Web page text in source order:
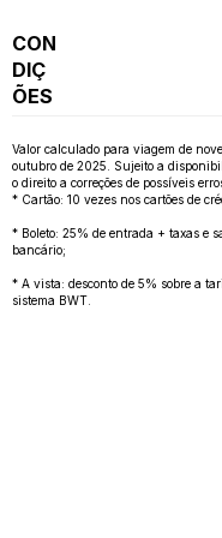
CON
DIÇ
ÕES
Valor calculado para viagem de
outubro de 2025. Sujeito a
o direito a correções de possíveis
* Cartão: 10 vezes nos cartões de
* Boleto: 25% de entrada + taxas e
bancário;
* A vista: desconto de 5% sobre a
sistema BWT.